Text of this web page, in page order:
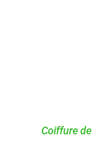
Coiffure